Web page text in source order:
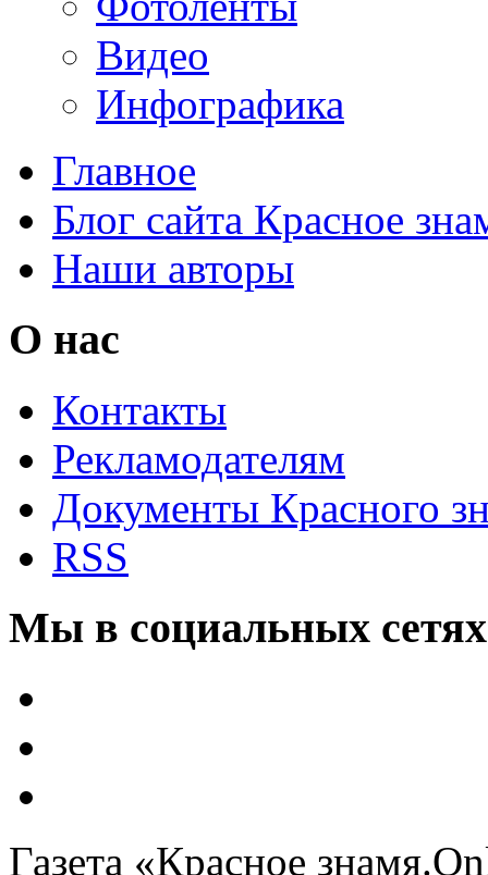
Видео
Инфографика
Главное
Блог сайта Красное
Наши авторы
О нас
Контакты
Рекламодателям
Документы Красного
RSS
Мы в социальных сетях
Газета «Красное